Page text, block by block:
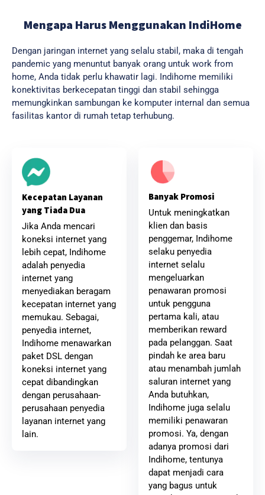
Mengapa Harus Menggunakan IndiHome
Dengan jaringan internet yang selalu stabil, maka di tengah
pandemic yang menuntut banyak orang untuk work from
home, Anda tidak perlu khawatir lagi. Indihome memiliki
konektivitas berkecepatan tinggi dan stabil sehingga
memungkinkan sambungan ke komputer internal dan semua
fasilitas kantor di rumah tetap terhubung.
Kecepatan Layanan
yang Tiada Dua
Jika Anda mencari
koneksi internet yang
lebih cepat, Indihome
adalah penyedia
internet yang
menyediakan beragam
kecepatan internet yang
memukau. Sebagai,
penyedia internet,
Indihome menawarkan
paket DSL dengan
koneksi internet yang
cepat dibandingkan
dengan perusahaan-
perusahaan penyedia
layanan internet yang
lain.
Banyak Promosi
Untuk meningkatkan
klien dan basis
penggemar, Indihome
selaku penyedia
internet selalu
mengeluarkan
penawaran promosi
untuk pengguna
pertama kali, atau
memberikan reward
pada pelanggan. Saat
pindah ke area baru
atau menambah jumlah
saluran internet yang
Anda butuhkan,
Indihome juga selalu
memiliki penawaran
promosi. Ya, dengan
adanya promosi dari
Indihome, tentunya
dapat menjadi cara
yang bagus untuk